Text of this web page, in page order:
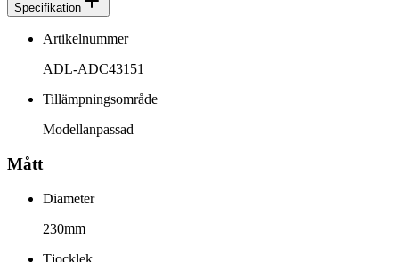
Specifikation
Artikelnummer
ADL-ADC43151
Tillämpningsområde
Modellanpassad
Mått
Diameter
230mm
Tjocklek